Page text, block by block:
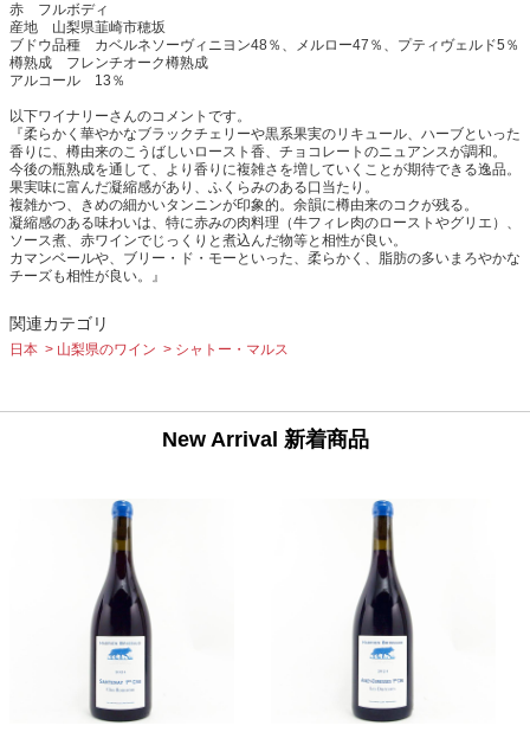
赤 フルボディ
産地 山梨県韮崎市穂坂
ブドウ品種 カベルネソーヴィニヨン48％、メルロー47％、プティヴェルド5％
樽熟成 フレンチオーク樽熟成
アルコール 13％
以下ワイナリーさんのコメントです。
『柔らかく華やかなブラックチェリーや黒系果実のリキュール、ハーブといった
香りに、樽由来のこうばしいロースト香、チョコレートのニュアンスが調和。
今後の瓶熟成を通して、より香りに複雑さを増していくことが期待できる逸品。
果実味に富んだ凝縮感があり、ふくらみのある口当たり。
複雑かつ、きめの細かいタンニンが印象的。余韻に樽由来のコクが残る。
凝縮感のある味わいは、特に赤みの肉料理（牛フィレ肉のローストやグリエ）、
ソース煮、赤ワインでじっくりと煮込んだ物等と相性が良い。
カマンベールや、ブリー・ド・モーといった、柔らかく、脂肪の多いまろやかな
チーズも相性が良い。』
関連カテゴリ
日本 山梨県のワイン シャトー・マルス
New Arrival 新着商品